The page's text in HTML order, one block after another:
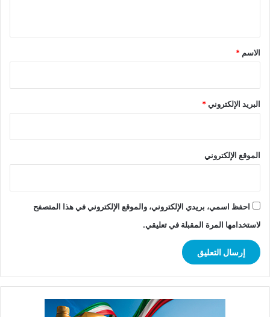
*
الاسم *
البريد الإلكتروني*
الموقع الإلكتروني
احفظ اسمي، بريدي الإلكتروني، والموقع الإلكتروني في هذا المتصفح
لاستخدامها المرة المقبلة في تعليقي.